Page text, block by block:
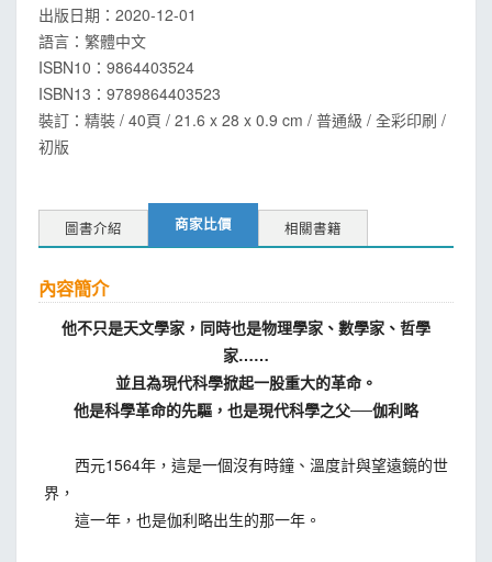
出版日期： 2020-12-01
語言： 繁體中文
ISBN10：9864403524
ISBN13： 9789864403523
裝訂：精裝 / 40頁 / 21.6 x 28 x 0.9 cm / 普通級 / 全彩印刷 /
初版
圖書介紹 商家比價 相關書籍
內容簡介
他不只是天文學家，同時也是物理學家、數學家、哲學
家……
並且為現代科學掀起一股重大的革命。
他是科學革命的先驅，也是現代科學之父──伽利略
西元1564年，這是一個沒有時鐘、溫度計與望遠鏡的世
界，
這一年，也是伽利略出生的那一年。